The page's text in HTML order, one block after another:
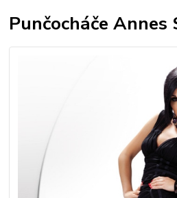
Punčocháče Annes